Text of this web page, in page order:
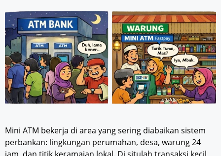
Mini ATM bekerja di area yang sering diabaikan sistem
perbankan: lingkungan perumahan, desa, warung 24